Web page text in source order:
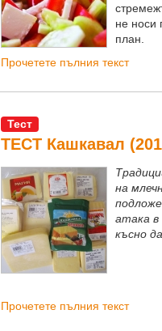
не носи
план.
Прочетете пълния текст
Тест
ТЕСТ Кашкавал
на
атака в
късно
Прочетете пълния текст